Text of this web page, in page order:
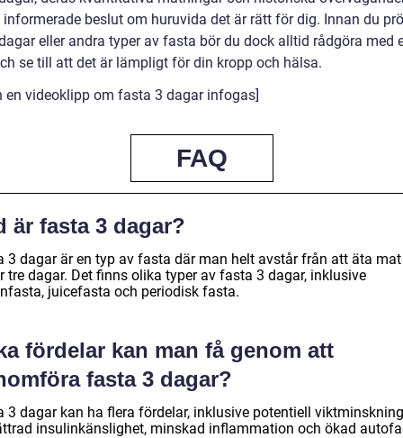
beslut om huruvida det är rätt för dig. Innan du
eller andra typer av fasta bör du dock alltid rådgöra med
se till att det är lämpligt för din kropp och hälsa.
en videoklipp om fasta 3 dagar infogas]
FAQ
är fasta 3 dagar?
3 dagar är en typ av fasta där man helt avstår från att äta mat
tre dagar. Det finns olika typer av fasta 3 dagar, inklusive
juicefasta och periodisk fasta.
fördelar kan man få genom att
fasta 3 dagar?
3 dagar kan ha flera fördelar, inklusive potentiell
insulinkänslighet, minskad inflammation och ökad